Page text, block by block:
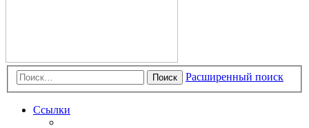
Поиск Расширенный поиск
Ссылки